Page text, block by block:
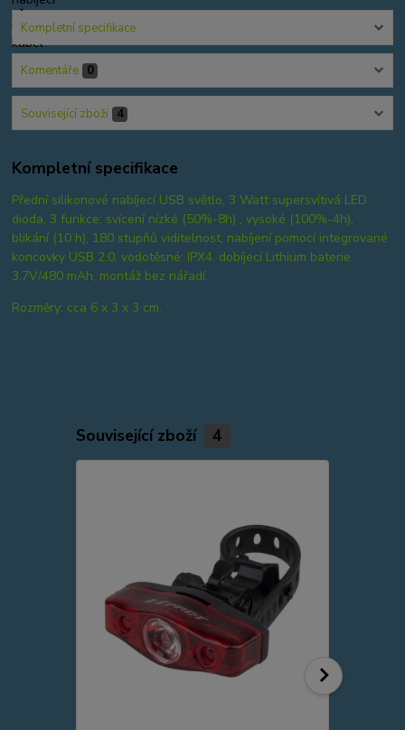
Kompletní specifikace
Komentáře 0
Související zboží 4
Kompletní specifikace
Přední silikonové nabíjecí USB světlo, 3 Watt supersvítivá LED
dioda, 3 funkce: svícení nízké (50%-8h) , vysoké (100%-4h),
blikání (10 h), 180 stupňů viditelnost, nabíjení pomocí integrované
koncovky USB 2.0, vodotěsné: IPX4, dobíjecí Lithium baterie
3.7V/480 mAh, montáž bez nářadí.
Rozměry: cca 6 x 3 x 3 cm.
Související zboží 4